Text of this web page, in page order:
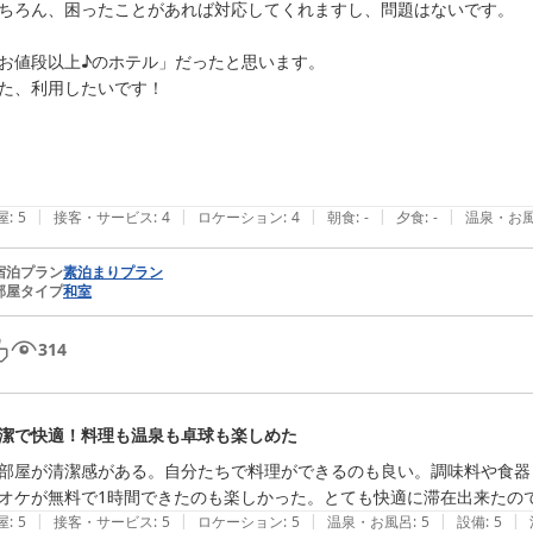
ろん、困ったことがあれば対応してくれますし、問題はないです。
値段以上♪のホテル」だったと思います。
、利用したいです！
: 5 | 接客・サービス: 4 | ロケーション: 4 | 朝食: - | 夕食: - | 温泉・お
泊プラン素泊まりプラン
屋タイプ和室
314
で快適！料理も温泉も卓球も楽しめた
屋が清潔感がある。自分たちで料理ができるのも良い。調味料や食
ケが無料で1時間できたのも楽しかった。とても快適に滞在出来た
: 5 | 接客・サービス: 5 | ロケーション: 5 | 温泉・お風呂: 5 | 設備: 5 |